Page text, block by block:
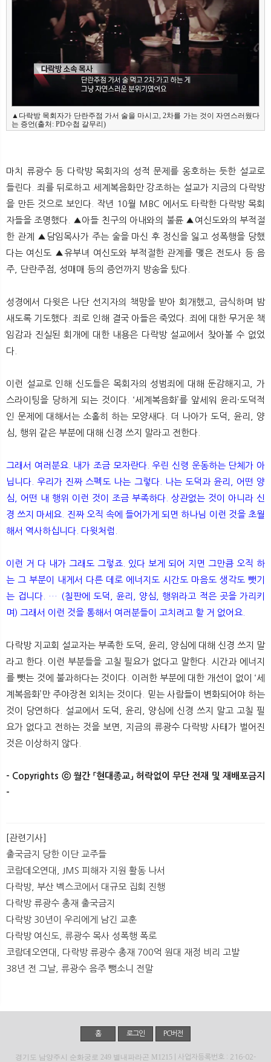
▲다락방 목회자가 단란주점 가서 술을 마시고, 2차를 가는 것이 자연스러웠다
는 증언(출처: PD수첩 갈무리)
마치 류광수 등 다락방 목회자의 성적 문제를 옹호하는 듯한 설교로
들린다. 죄를 뒤로하고 세계복음화만 강조하는 설교가 지금의 다락방
을 만든 것으로 보인다. 작년 10월 MBC 에서도 타락한 다락방 목회
자들을 조명했다. ▲아들 친구의 아내와의 불륜 ▲여신도와의 부적절
한 관계 ▲담임목사가 주는 술을 마신 후 정신을 잃고 성폭행을 당했
다는 여신도 ▲유부녀 여신도와 부적절한 관계를 맺은 전도사 등 음
주, 단란주점, 성매매 등의 증언까지 방송을 탔다.
성경에서 다윗은 나단 선지자의 책망을 받아 회개했고, 금식하며 밤
새도록 기도했다. 죄로 인해 결국 아들은 죽었다. 죄에 대한 무거운 책
임감과 진실된 회개에 대한 내용은 다락방 설교에서 찾아볼 수 없었
다.
이런 설교로 인해 신도들은 목회자의 성범죄에 대해 둔감해지고, 가
스라이팅을 당하게 되는 것이다. ‘세계복음화’를 앞세워 윤리·도덕적
인 문제에 대해서는 소홀히 하는 모양새다. 더 나아가 도덕, 윤리, 양
심, 행위 같은 부분에 대해 신경 쓰지 말라고 전한다.
그래서 여러분요. 내가 조금 모자란다. 우린 신령 운동하는 단체가 아
닙니다. 우리가 진짜 스펙도 나는 그렇다. 나는 도덕과 윤리, 어떤 양
심, 어떤 내 행위 이런 것이 조금 부족하다. 상관없는 것이 아니라 신
경 쓰지 마세요. 진짜 오직 속에 들어가게 되면 하나님 이런 것을 초월
해서 역사하십니다. 다윗처럼.
이런 거 다 내가 그래도 그렇죠. 있다 보게 되어 지면 그만큼 오직 하
는 그 부분이 내게서 다른 데로 에너지도 시간도 마음도 생각도 뺏기
는 겁니다. … (칠판에 도덕, 윤리, 양심, 행위라고 적은 곳을 가리키
며) 그래서 이런 것을 통해서 여러분들이 고치려고 할 거 없어요.
다락방 지교회 설교자는 부족한 도덕, 윤리, 양심에 대해 신경 쓰지 말
라고 한다. 이런 부분들을 고칠 필요가 없다고 말한다. 시간과 에너지
를 뺏는 것에 불과하다는 것이다. 이러한 부분에 대한 개선이 없이 ‘세
계복음화’만 주야장천 외치는 것이다. 믿는 사람들이 변화되어야 하는
것이 당연하다. 설교에서 도덕, 윤리, 양심에 신경 쓰지 말고 고칠 필
요가 없다고 전하는 것을 보면, 지금의 류광수 다락방 사태가 벌어진
것은 이상하지 않다.​
- Copyrights ⓒ 월간 「현대종교」 허락없이 무단 전재 및 재배포금지
-
[관련기사]
출국금지 당한 이단 교주들
코람데오연대, JMS 피해자 지원 활동 나서
다락방, 부산 벡스코에서 대규모 집회 진행
다락방 류광수 총재 출국금지
다락방 30년이 우리에게 남긴 교훈
다락방 여신도, 류광수 목사 성폭행 폭로
코람데오연대, 다락방 류광수 총재 700억 원대 재정 비리 고발
38년 전 그날, 류광수 음주 뺑소니 전말
홈 로그인 PC버전
경기도 남양주시 순화궁로 249 별내파라곤 M1215 | 사업자등록번호 : 216-02-